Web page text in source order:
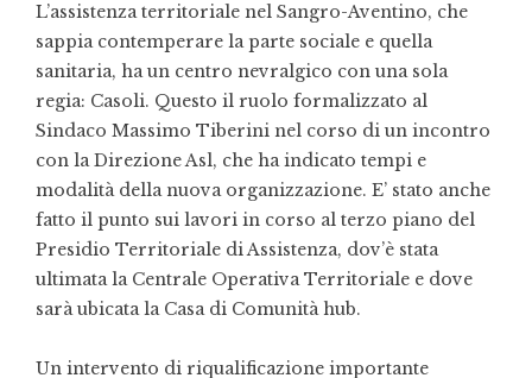
L’assistenza territoriale nel Sangro-Aventino, che
sappia contemperare la parte sociale e quella
sanitaria, ha un centro nevralgico con una sola
regia: Casoli. Questo il ruolo formalizzato al
Sindaco Massimo Tiberini nel corso di un incontro
con la Direzione Asl, che ha indicato tempi e
modalità della nuova organizzazione. E’ stato anche
fatto il punto sui lavori in corso al terzo piano del
Presidio Territoriale di Assistenza, dov’è stata
ultimata la Centrale Operativa Territoriale e dove
sarà ubicata la Casa di Comunità hub.
Un intervento di riqualificazione importante